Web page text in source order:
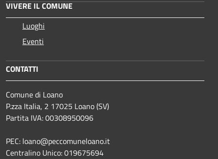
VIVERE IL COMUNE
Luoghi
Eventi
CONTATTI
Comune di Loano
P.zza Italia, 2 17025 Loano (SV)
Partita IVA: 00308950096
PEC: loano@peccomuneloano.it
Centralino Unico: 019675694